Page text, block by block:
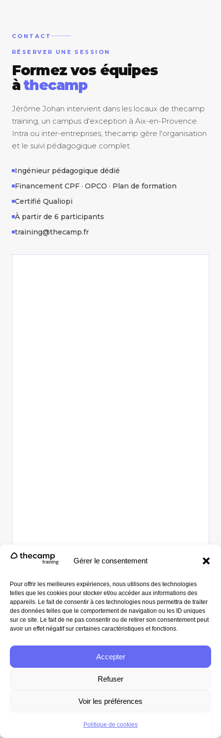
Gérer le consentement
Pour offrir les meilleures expériences, nous utilisons des technologies
telles que les cookies pour stocker et/ou accéder aux informations des
appareils. Le fait de consentir à ces technologies nous permettra de traiter
des données telles que le comportement de navigation ou les ID uniques
sur ce site. Le fait de ne pas consentir ou de retirer son consentement peut
avoir un effet négatif sur certaines caractéristiques et fonctions.
Accepter
Refuser
Voir les préférences
Politique de cookies
CONTACT
RÉSERVER UNE SESSION
Formez vos équipes
àthecamp
Jérôme Johan intervient dans les locaux de thecamp
training, un campus d'exception à Aix-en-Provence.
Intra ou inter-entreprises, thecamp gère l'organisation
et le suivi pédagogique complet.
Ingénieur pédagogique dédié
Financement CPF · OPCO · Plan de formation
Certifié Qualiopi
À partir de 6 participants
training@thecamp.fr